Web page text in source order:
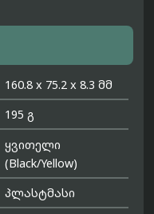
160.8 x 75.2 x 8.3 მმ
195 გ
ყვითელი
(Black/Yellow)
პლასტმასი